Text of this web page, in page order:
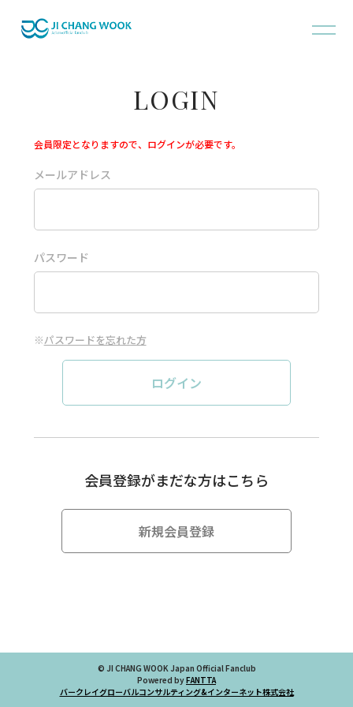
LOGIN
会員限定となりますので、ログインが必要です。
メールアドレス
パスワード
※パスワードを忘れた方
会員登録がまだな方はこちら
新規会員登録
© JI CHANG WOOK Japan Official Fanclub
Powered byFANTTA
バークレイグローバルコンサルティング&インターネット株式会社